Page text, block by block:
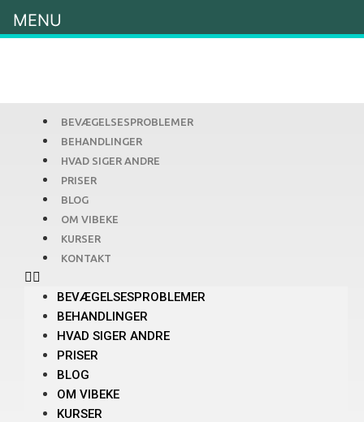
BEVÆGELSESPROBLEMER
BEHANDLINGER
HVAD SIGER ANDRE
PRISER
BLOG
OM VIBEKE
KURSER
KONTAKT
BEVÆGELSESPROBLEMER
BEHANDLINGER
HVAD SIGER ANDRE
PRISER
BLOG
OM VIBEKE
KURSER
MENU